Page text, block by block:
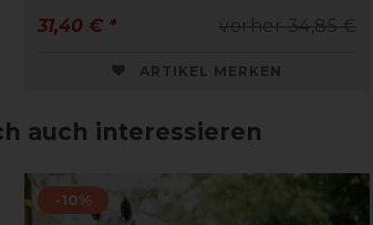
vorher 34,85 €
31,40 € *
ARTIKEL MERKEN
auch interessieren
-10%